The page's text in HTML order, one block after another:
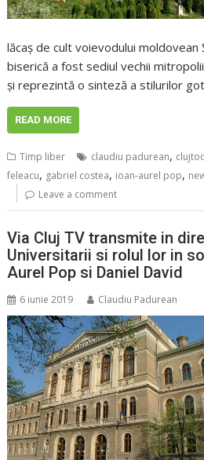
lăcaş de cult voievodului moldovean
biserică a fost sediul vechii
şi reprezintă o sinteză a stilurilor
READ MORE
Timp liber claudiu padurean,
feleacu, gabriel costea, ioan-aurel pop,
Leave a comment
Via Cluj TV transmite in
Universitarii si rolul lor in
Aurel Pop si Daniel David
6 iunie 2019 Claudiu Padurean